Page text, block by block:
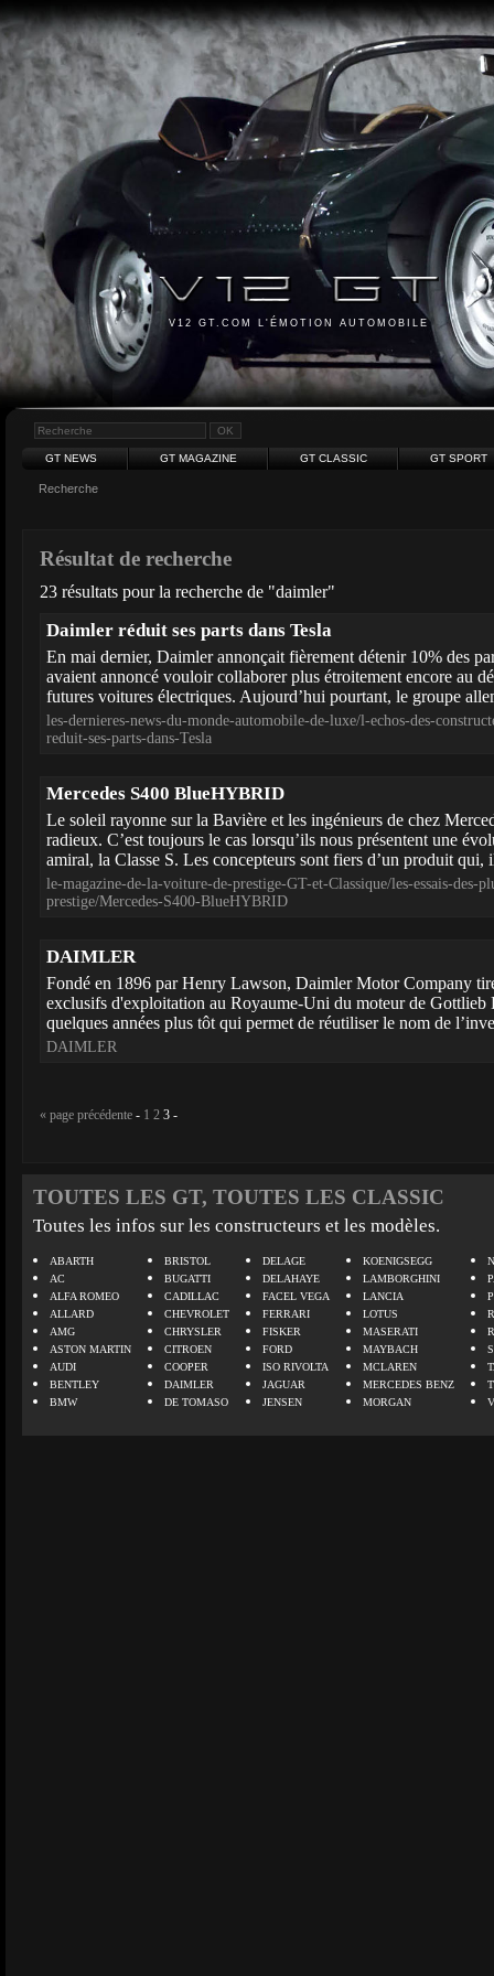
V12 GT.COM L'ÉMOTION AUTOMOBILE
GT NEWS GT MAGAZINE GT CLASSIC GT SPORT
Recherche
Résultat de recherche
23 résultats pour la recherche de "daimler"
Daimler réduit ses parts dans Tesla
En mai dernier, Daimler annonçait fièrement détenir 10% des
avaient annoncé vouloir collaborer plus étroitement encore au
futures voitures électriques. Aujourd’hui pourtant, le groupe
les-dernieres-news-du-monde-automobile-de-luxe/l-echos-des-
reduit-ses-parts-dans-Tesla
Mercedes S400 BlueHYBRID
Le soleil rayonne sur la Bavière et les ingénieurs de chez
radieux. C’est toujours le cas lorsqu’ils nous présentent une
amiral, la Classe S. Les concepteurs sont fiers d’un produit qui,
le-magazine-de-la-voiture-de-prestige-GT-et-Classique/les-essais-des-
prestige/Mercedes-S400-BlueHYBRID
DAIMLER
Fondé en 1896 par Henry Lawson, Daimler Motor Company
exclusifs d'exploitation au Royaume-Uni du moteur de Gottlieb
quelques années plus tôt qui permet de réutiliser le nom de
DAIMLER
« page précédente - 1 2 3 -
TOUTES LES GT, TOUTES LES CLASSIC
Toutes les infos sur les constructeurs et les modèles.
ABARTH
AC
ALFA ROMEO
ALLARD
AMG
ASTON MARTIN
AUDI
BENTLEY
BMW
BRISTOL
BUGATTI
CADILLAC
CHEVROLET
CHRYSLER
CITROEN
COOPER
DAIMLER
DE TOMASO
DELAGE
DELAHAYE
FACEL VEGA
FERRARI
FISKER
FORD
ISO RIVOLTA
JAGUAR
JENSEN
KOENIGSEGG
LAMBORGHINI
LANCIA
LOTUS
MASERATI
MAYBACH
MCLAREN
MERCEDES BENZ
MORGAN